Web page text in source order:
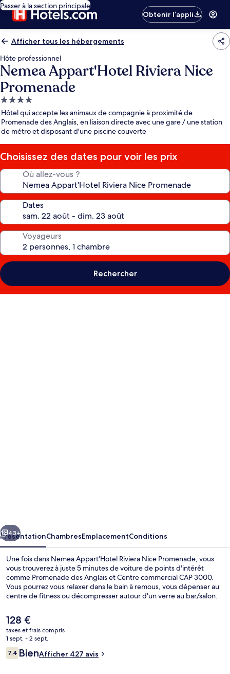
Passer à la section principale
Obtenir l’appli
Afficher tous les hébergements
Hôte professionnel
Nemea Appart'Hotel Riviera Nice
Promenade
Hébergement
4.0 étoiles
Hôtel qui accepte les animaux de compagnie à proximité de
Promenade des Anglais, en liaison directe avec une gare / une station
de métro et disposant d'une piscine couverte
Choisissez des dates pour voir les prix
Où allez-vous ?
Dates
Voyageurs
Rechercher
Promenade
Suivant
43+
PrésentationChambresEmplacementConditions
Une fois dans Nemea Appart'Hotel Riviera Nice Promenade, vous
vous trouverez à juste 5 minutes de voiture de points d'intérêt
comme Promenade des Anglais et Centre commercial CAP 3000.
Vous pourrez vous relaxer dans le bain à remous, vous dépenser au
centre de fitness ou décompresser autour d'un verre au bar/salon.
couverte, un sauna et une piscine extérieure en saison. Les
transports publics se situent à une courte distance à pied : Arrêt de
tram Cassinsin / Kirchner est à 4 min et Arrêt de tram Parc Phœnix, à
5 min.
Le
prix
actuel
est
de
128 €
taxes et frais compris
1 sept. - 2 sept.
Avis
voyageurs
7,47,4 sur 10
BienAfficher 427 avis